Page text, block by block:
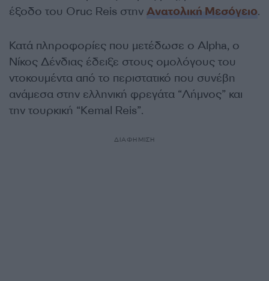
έξοδο του Oruc Reis στην Ανατολική Μεσόγειο.
Κατά πληροφορίες που μετέδωσε ο Alpha, ο
Νίκος Δένδιας έδειξε στους ομολόγους του
ντοκουμέντα από το περιστατικό που συνέβη
ανάμεσα στην ελληνική φρεγάτα “Λήμνος” και
την τουρκική “Kemal Reis”.
ΔΙΑΦΗΜΙΣΗ